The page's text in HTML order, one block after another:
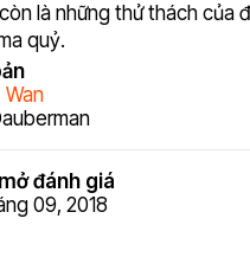
là những thử thách
quỷ.
Wan
đánh giá
09, 2018